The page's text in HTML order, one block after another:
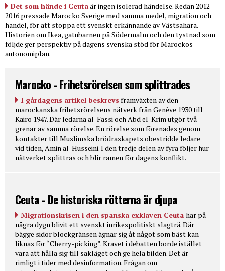
Det som hände i Ceutaär ingen isolerad händelse. Redan 2012–
2016 pressade Marocko Sverige med samma medel, migration och
handel, för att stoppa ett svenskt erkännande av Västsahara.
Historien om Ikea, gatubarnen på Södermalm och den tystnad som
följde ger perspektiv på dagens svenska stöd för Marockos
autonomiplan.
Marocko - Frihetsrörelsen som splittrades
I gårdagens artikel beskrevs framväxten av den
marockanska frihetsrörelsens nätverk från Genève 1930 till
Kairo 1947. Där ledarna al-Fassi och Abd el-Krim utgör två
grenar av samma rörelse. En rörelse som förenades genom
kontakter till Muslimska brödraskapets obestridde ledare
vid tiden, Amin al-Husseini. I den tredje delen av fyra följer hur
nätverket splittras och blir ramen för dagens konflikt.
Ceuta - De historiska rötterna är djupa
Migrationskrisen i den spanska exklaven Ceuta har på
några dygn blivit ett svenskt inrikespolitiskt slagträ. Där
bägge sidor blockgränsen ägnar sig åt något som bäst kan
liknas för “Cherry-picking”. Kravet i debatten borde istället
vara att hålla sig till sakläget och ge hela bilden. Det är
rimligt i tider med desinformation. Frågan om